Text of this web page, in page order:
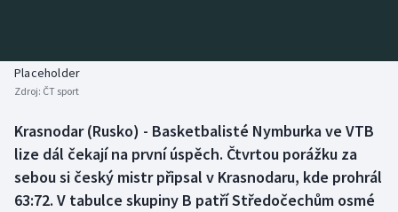
Biatlon
Boby a skeleton
Box
Aplikace ČT sport
AZ kvíz
Placeholder
Zdroj: ČT sport
Krasnodar (Rusko) - Basketbalisté Nymburka ve VTB
lize dál čekají na první úspěch. Čtvrtou porážku za
sebou si český mistr připsal v Krasnodaru, kde prohrál
63:72. V tabulce skupiny B patří Středočechům osmé